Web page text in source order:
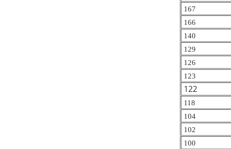
167
166
140
129
126
123
122
118
104
102
100